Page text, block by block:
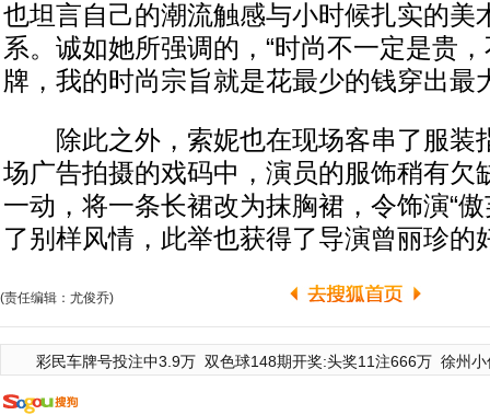
也坦言自己的潮流触感与小时候扎实的美
系。诚如她所强调的，“时尚不一定是贵
牌，我的时尚宗旨就是花最少的钱穿出最
除此之外，索妮也在现场客串了服装
场广告拍摄的戏码中，演员的服饰稍有欠
一动，将一条长裙改为抹胸裙，令饰演“
了别样风情，此举也获得了导演曾丽珍的
(责任编辑：尤俊乔)
彩民车牌号投注中3.9万 双色球148期开奖:头奖11注666万 徐州